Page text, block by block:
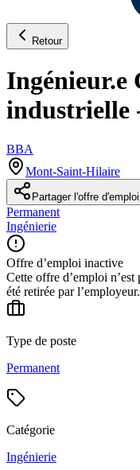
Retour
Ingénieur.e
industrielle
BBA
Mont-Saint-Hilaire
Partager l'offre d'emploi
Permanent
Ingénierie
Offre d’emploi inactive
Cette offre d’emploi
été retirée par l’employeur.
Type de poste
Permanent
Catégorie
Ingénierie